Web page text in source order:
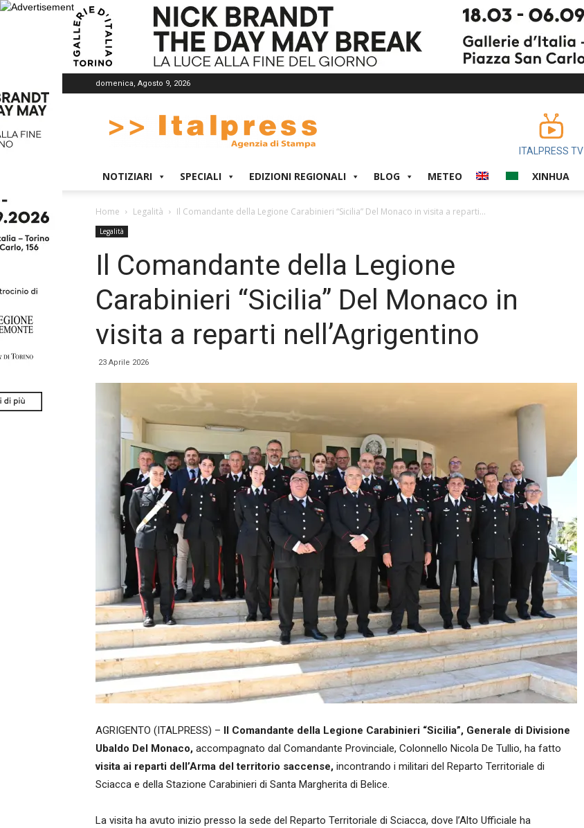
domenica, Agosto 9, 2026
ITALPRESS TV
NOTIZIARI SPECIALI EDIZIONI REGIONALI BLOG METEO XINHUA
Home Legalità Il Comandante della Legione Carabinieri “Sicilia” Del Monaco in visita a reparti...
Legalità
Il Comandante della Legione
Carabinieri “Sicilia” Del Monaco in
visita a reparti nell’Agrigentino
23 Aprile 2026
AGRIGENTO (ITALPRESS) – Il Comandante della Legione Carabinieri “Sicilia”, Generale di Divisione
Ubaldo Del Monaco, accompagnato dal Comandante Provinciale, Colonnello Nicola De Tullio, ha fatto
visita ai reparti dell’Arma del territorio saccense, incontrando i militari del Reparto Territoriale di
Sciacca e della Stazione Carabinieri di Santa Margherita di Belice.
La visita ha avuto inizio presso la sede del Reparto Territoriale di Sciacca, dove l’Alto Ufficiale ha